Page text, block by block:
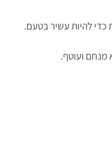
כדי להיות עשיר בטעם.
מנחם ועוטף.